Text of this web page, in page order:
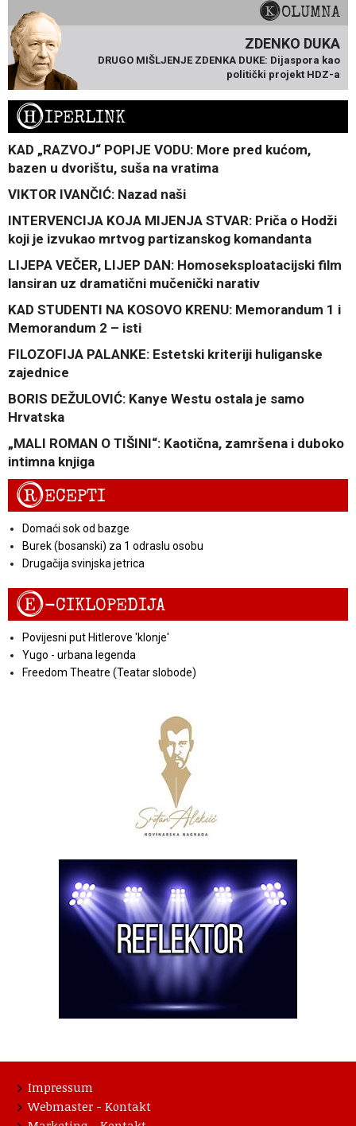
KOLUMNA
ZDENKO DUKA
DRUGO MIŠLJENJE ZDENKA DUKE: Dijaspora kao
politički projekt HDZ-a
HIPERLINK
KAD „RAZVOJ“ POPIJE VODU: More pred kućom,
bazen u dvorištu, suša na vratima
VIKTOR IVANČIĆ: Nazad naši
INTERVENCIJA KOJA MIJENJA STVAR: Priča o Hodži
koji je izvukao mrtvog partizanskog komandanta
LIJEPA VEČER, LIJEP DAN: Homoseksploatacijski film
lansiran uz dramatični mučenički narativ
KAD STUDENTI NA KOSOVO KRENU: Memorandum 1 i
Memorandum 2 – isti
FILOZOFIJA PALANKE: Estetski kriteriji huliganske
zajednice
BORIS DEŽULOVIĆ: Kanye Westu ostala je samo
Hrvatska
„MALI ROMAN O TIŠINI“: Kaotična, zamršena i duboko
intimna knjiga
RECEPTI
Domaći sok od bazge
Burek (bosanski) za 1 odraslu osobu
Drugačija svinjska jetrica
E-CIKLOPEDIJA
Povijesni put Hitlerove 'klonje'
Yugo - urbana legenda
Freedom Theatre (Teatar slobode)
Impressum
Webmaster - Kontakt